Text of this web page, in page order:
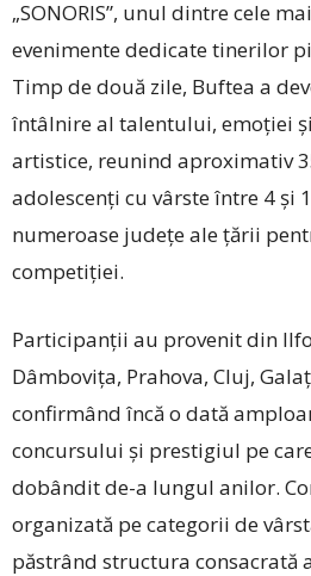
„SONORIS”, unul dintre cele
evenimente dedicate tinerilor
Timp de două zile, Buftea a
întâlnire al talentului, emoției
artistice, reunind aproximativ
adolescenți cu vârste între 4 și
numeroase județe ale țării
competiției.
Participanții au provenit din
Dâmbovița, Prahova, Cluj,
confirmând încă o dată
concursului și prestigiul pe care
dobândit de-a lungul anilor.
organizată pe categorii de
păstrând structura consacrată